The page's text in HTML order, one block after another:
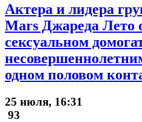
Актера и лидера
Mars Джареда Лето
сексуальном
одном половом
25 июля, 16:31
93